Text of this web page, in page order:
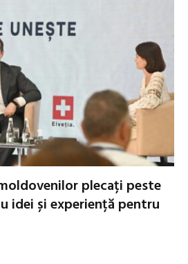
plecați peste
idei și experiență pentru